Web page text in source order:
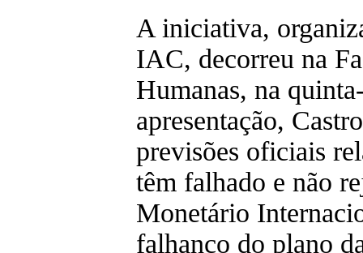
A iniciativa,
IAC, decorreu na
Humanas, na
apresentação,
previsões oficiais
têm falhado e não
Monetário
falhanço do plano